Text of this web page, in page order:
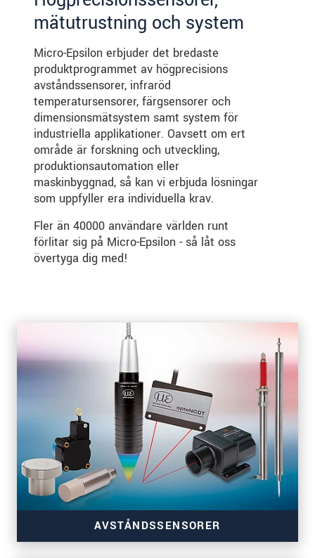
mätutrustning och system
Micro-Epsilon erbjuder det bredaste
produktprogrammet av högprecisions
avståndssensorer, infraröd
temperatursensorer, färgsensorer och
dimensionsmätsystem samt system för
industriella applikationer. Oavsett om ert
område är forskning och utveckling,
produktionsautomation eller
maskinbyggnad, så kan vi erbjuda lösningar
som uppfyller era individuella krav.
Fler än 40000 användare världen runt
förlitar sig på Micro-Epsilon - så låt oss
övertyga dig med!
AVSTÅNDSSENSORER